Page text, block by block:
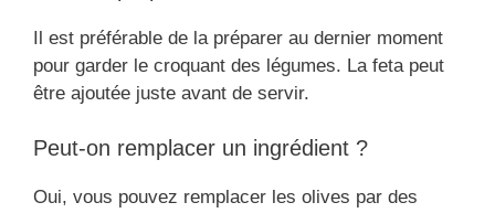
Il est préférable de la préparer au dernier moment
pour garder le croquant des légumes. La feta peut
être ajoutée juste avant de servir.
Peut-on remplacer un ingrédient ?
Oui, vous pouvez remplacer les olives par des